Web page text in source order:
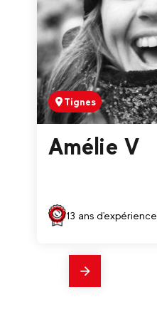
Tignes
Amélie V
13 ans d'expérience
En